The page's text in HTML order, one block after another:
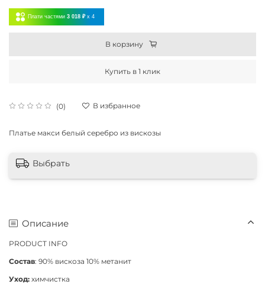
(0) В избранное
Плати частями 3 018 ₽ x 4
В корзину
Купить в 1 клик
Платье макси белый серебро из вискозы
Выбрать
Описание
PRODUCT INFO
Состав: 90% вискоза 10% метанит
Уход: химчистка